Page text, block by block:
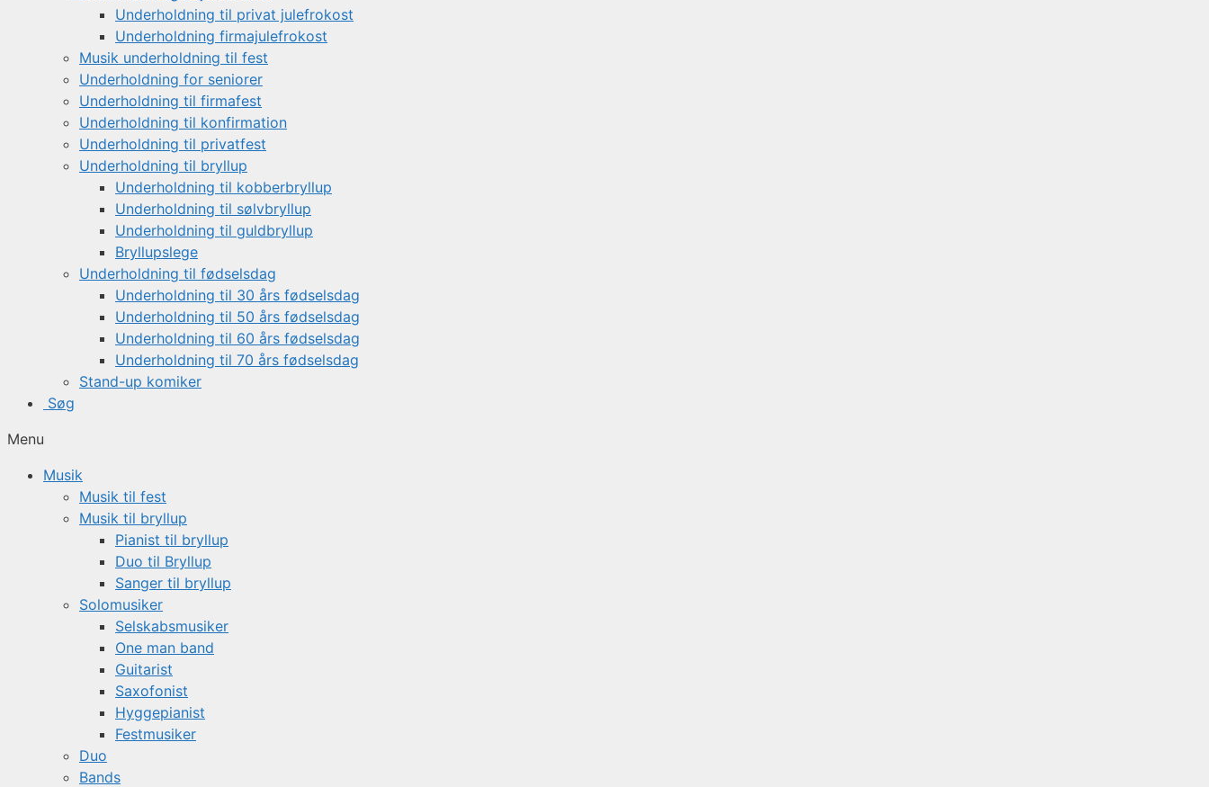
Underholdning til privat julefrokost
Underholdning firmajulefrokost
Musik underholdning til fest
Underholdning for seniorer
Underholdning til firmafest
Underholdning til konfirmation
Underholdning til privatfest
Underholdning til bryllup
Underholdning til kobberbryllup
Underholdning til sølvbryllup
Underholdning til guldbryllup
Bryllupslege
Underholdning til fødselsdag
Underholdning til 30 års fødselsdag
Underholdning til 50 års fødselsdag
Underholdning til 60 års fødselsdag
Underholdning til 70 års fødselsdag
Stand-up komiker
Søg
Menu
Musik
Musik til fest
Musik til bryllup
Pianist til bryllup
Duo til Bryllup
Sanger til bryllup
Solomusiker
Selskabsmusiker
One man band
Guitarist
Saxofonist
Hyggepianist
Festmusiker
Duo
Bands